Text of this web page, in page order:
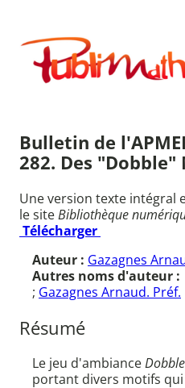
contenu
Publimath
Bulletin de
282. Des
Une version texte intégral
le siteBibliothèque
Télécharger
Auteur : Gazagnes
Autres noms d'auteur :
; Gazagnes Arnaud. Préf.
Résumé
Le jeu d'ambianceDobble
portant divers motifs